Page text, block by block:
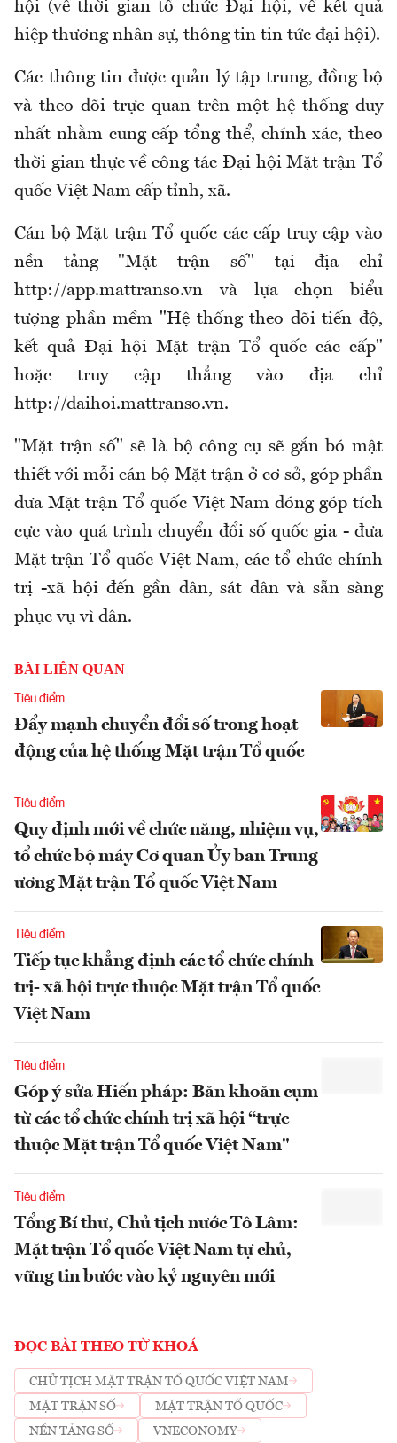
hội (về thời gian tổ chức Đại hội, về kết quả
hiệp thương nhân sự, thông tin tin tức đại hội).
Các thông tin được quản lý tập trung, đồng bộ
và theo dõi trực quan trên một hệ thống duy
nhất nhằm cung cấp tổng thể, chính xác, theo
thời gian thực về công tác Đại hội Mặt trận Tổ
quốc Việt Nam cấp tỉnh, xã.
Cán bộ Mặt trận Tổ quốc các cấp truy cập vào
nền tảng "Mặt trận số" tại địa chỉ
http://app.mattranso.vn và lựa chọn biểu
tượng phần mềm "Hệ thống theo dõi tiến độ,
kết quả Đại hội Mặt trận Tổ quốc các cấp"
hoặc truy cập thẳng vào địa chỉ
http://daihoi.mattranso.vn.
"Mặt trận số" sẽ là bộ công cụ sẽ gắn bó mật
thiết với mỗi cán bộ Mặt trận ở cơ sở, góp phần
đưa Mặt trận Tổ quốc Việt Nam đóng góp tích
cực vào quá trình chuyển đổi số quốc gia - đưa
Mặt trận Tổ quốc Việt Nam, các tổ chức chính
trị -xã hội đến gần dân, sát dân và sẵn sàng
phục vụ vì dân.
BÀI LIÊN QUAN
Tiêu điểm
Đẩy mạnh chuyển đổi số trong hoạt
động của hệ thống Mặt trận Tổ quốc
Tiêu điểm
Quy định mới về chức năng, nhiệm vụ,
tổ chức bộ máy Cơ quan Ủy ban Trung
ương Mặt trận Tổ quốc Việt Nam
Tiêu điểm
Tiếp tục khẳng định các tổ chức chính
trị- xã hội trực thuộc Mặt trận Tổ quốc
Việt Nam
Tiêu điểm
Góp ý sửa Hiến pháp: Băn khoăn cụm
từ các tổ chức chính trị xã hội “trực
thuộc Mặt trận Tổ quốc Việt Nam"
Tiêu điểm
Tổng Bí thư, Chủ tịch nước Tô Lâm:
Mặt trận Tổ quốc Việt Nam tự chủ,
vững tin bước vào kỷ nguyên mới
ĐỌC BÀI THEO TỪ KHOÁ
CHỦ TỊCH MẶT TRẬN TỔ QUỐC VIỆT NAM
MẶT TRẬN SỐ
MẶT TRẬN TỔ QUỐC
NỀN TẢNG SỐ
VNECONOMY